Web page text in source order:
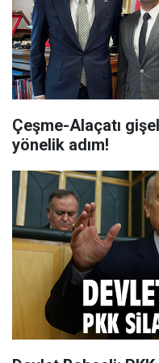
Çeşme-Alaçatı
yönelik adım!